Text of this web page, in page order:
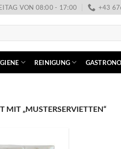
VON 08:00 - 17:00 +43
REINIGUNG
MIT „MUSTERSERVIETTEN“